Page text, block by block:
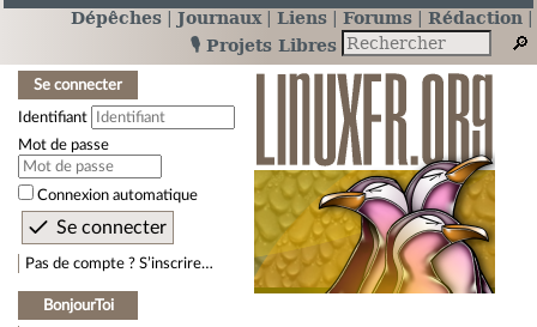
Dépêches Journaux Liens Forums
Rédaction
🎙️ Projets Libres
Se connecter
Identifiant
Mot de passe
Connexion automatique
Pas de compte ? S’inscrire…
BonjourToi